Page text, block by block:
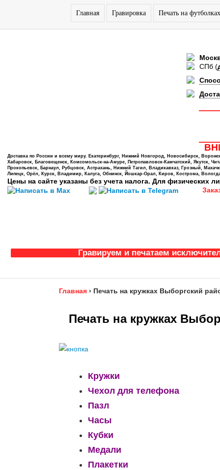
Главная Гравировка Печать на футболках
СПб (
Доставка по России и всему миру. Екатеринбург, Нижний Новгород, Новосибирск,
Хабаровск, Благовещенск, Комсомольск-на-Амуре, Петропавловск-Камчатский, Якутск,
Прокопьевск, Барнаул, Рубцовск, Астрахань, Нижний Тагил, Владикавказ, Грозный,
Липецк, Орёл, Курск, Владимир, Калуга, Обнинск, Йошкар-Орал, Киров, Кострома,
Цены на сайте указаны без учета налога. Для физических
Гравируем и печатаем
Главная › Печать на кружках Выборгский
Печать на кружках
Кружки
Чехол для телефона
Пазл
Часы
Кубки
Медали
Плакетки